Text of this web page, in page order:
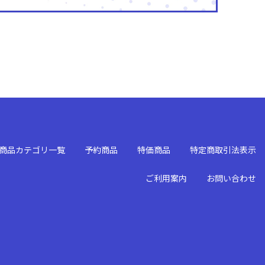
商品カテゴリ一覧 予約商品 特価商品 特定商取引法表示
ご利用案内 お問い合わせ